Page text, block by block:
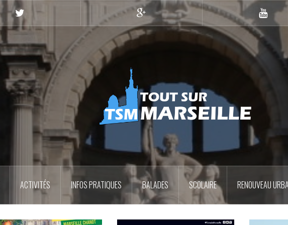
Twitter Google+
ACTIVITÉS INFOS PRATIQUES BALADES SCOLAIRE RENOUVEAU